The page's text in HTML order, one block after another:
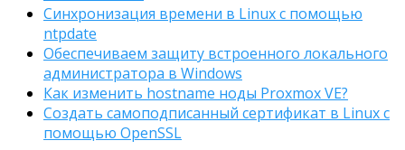
Синхронизация времени в Linux с помощью
ntpdate
Обеспечиваем защиту встроенного локального
администратора в Windows
Как изменить hostname ноды Proxmox VE?
Создать самоподписанный сертификат в Linux с
помощью OpenSSL